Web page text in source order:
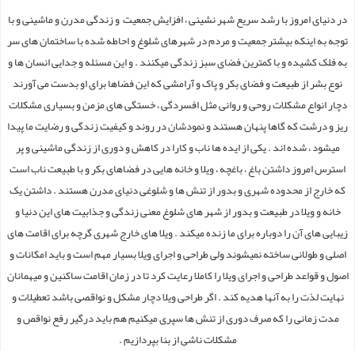
در دنیای امروز با رشد سریع شهر نشینی ، افزایش جمعیت و زندگی مدرن و ماشینی و با
توجه به اینکه بیشتر جمعیت و مردم در شهرهای شلوغ و احاطه شده با ساختمان های سر
به فلک کشیده و با کمترین فضای سبز زندگی میکنند . و این مسئله و جدایی انسان ها و
نوع بشر از طبیعت و فضای بکر و پاک و آرامشی که این فضاها برای او بدست می آورند
دچار انواع مشکلات روحی و روانی مثل افسردگی ، خستگی های مزمن و بسیاری مشکلات
ریز و درشت که گاها پنهان هستند و نمودشان در روند و کیفیت زندگی و رضایت ما پیدا
میشود ، شده اند . یکی از ایده ها ناب و کارا در کاهش و دوری از زندگی ماشینی و پر
استرس امروز داشتن باغ ، باغچه ، ویلا و خانه هایی در فضاهای بکر و با طبیعت ناب است
که خارج از محدوده شهری و بدور از تنش ها و شلوغی دنیای مدرن هستند . داشتن یک
خانه و ویلا در طبیعت و بدور از شهر های شلوغ معنی زندگی و جذابیت های این دنیا و
زیبایی های آن را دوباره برای ما زنده میکند . ویلا های خارج شهری گرچه برای اقامت های
اصلی و طولانی ساخته نمیشوند ولی طراحی و اجرای ویلا بسیار مهم است و باید امکانات و
اصول و قواعد طراحی و اجرای ویلا را کاملا رعایت کرد تا در زمان اقامت ساکنین و میهمانان
نهایت لذت را به آنها هدیه کند . اگر طراحی ویلا دچار مشکل و نواقصی باشد تعطیلات و
مدت زمانی را که صرف دوری از تنش ها سپری میکنیم هم باید درگیر رفع نواقص و
مشکلات ناشی از بنا بپردازیم .